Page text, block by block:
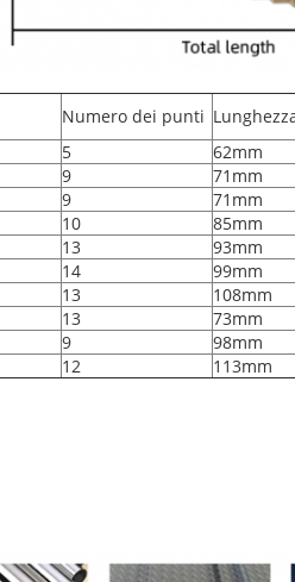
Numero dei punti
5 62mm
9 71mm
9 71mm
10 85mm
13 93mm
14 99mm
13 108mm
13 73mm
9 98mm
12 113mm